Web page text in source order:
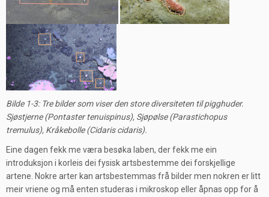
Bilde 1-3: Tre bilder som viser den store diversiteten til pigghuder.
Sjøstjerne (Pontaster tenuispinus), Sjøpølse (Parastichopus
tremulus), Kråkebolle (Cidaris cidaris).
Eine dagen fekk me væra besøka laben, der fekk me ein
introduksjon i korleis dei fysisk artsbestemme dei forskjellige
artene. Nokre arter kan artsbestemmas frå bilder men nokren er litt
meir vriene og må enten studeras i mikroskop eller åpnas opp for å